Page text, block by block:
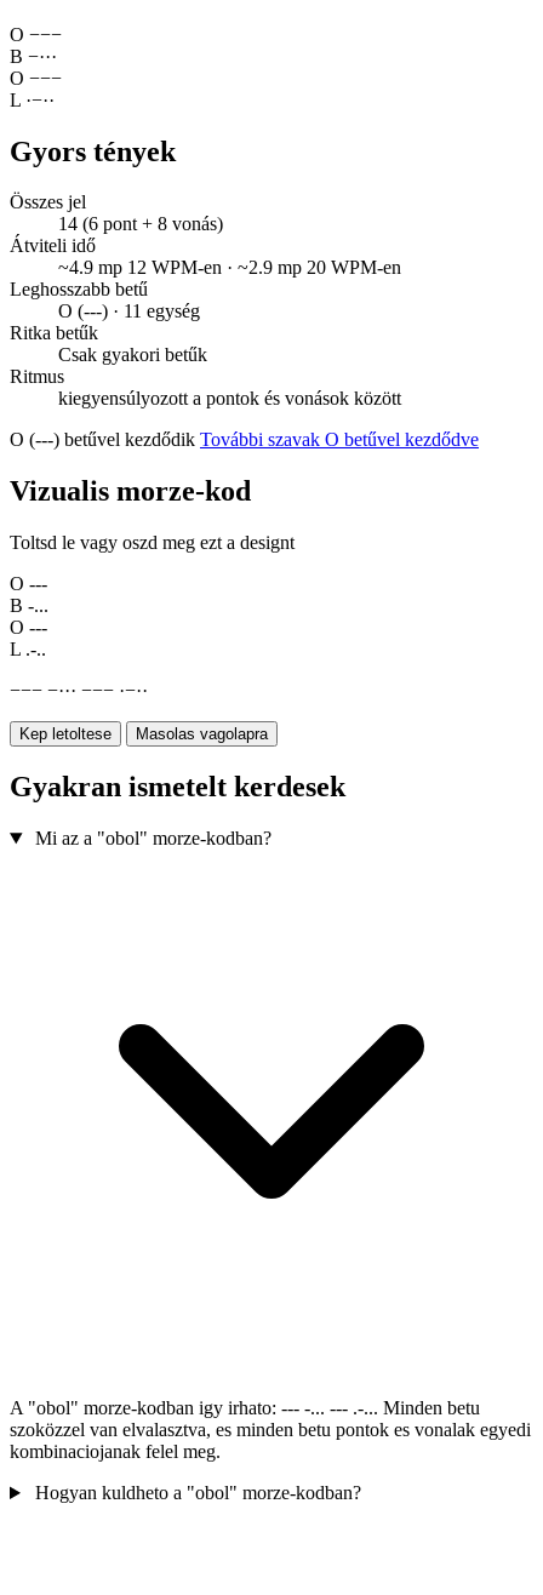
O −−−
B −···
O −−−
L ·−··
Gyors tények
Összes jel
14 (6 pont + 8 vonás)
Átviteli idő
~4.9 mp 12 WPM-en · ~2.9 mp 20 WPM-en
Leghosszabb betű
O (---) · 11 egység
Ritka betűk
Csak gyakori betűk
Ritmus
kiegyensúlyozott a pontok és vonások között
O (---) betűvel kezdődik További szavak O betűvel kezdődve
Vizualis morze-kod
Toltsd le vagy oszd meg ezt a designt
O ---
B -...
O ---
L .-..
−−− −··· −−− ·−··
Kep letoltese Masolas vagolapra
Gyakran ismetelt kerdesek
Mi az a "obol" morze-kodban?
A "obol" morze-kodban igy irhato: --- -... --- .-... Minden betu
szoközzel van elvalasztva, es minden betu pontok es vonalak egyedi
kombinaciojanak felel meg.
Hogyan kuldheto a "obol" morze-kodban?